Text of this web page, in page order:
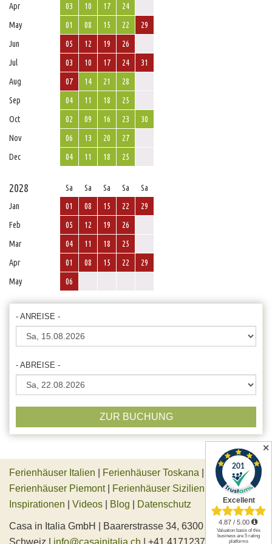
Apr
03 10 17
24
May
01 08 15 22
29
Jun
05 12 19
26
Jul
03 10 17 24
31
Aug
07 14 21
28
Sep
04 11 18
25
Oct
02 09 16 23
30
Nov
06 13 20
27
Dec
04 11 18 25
2028 Sa Sa Sa Sa
Sa
Jan
01 08 15 22
29
Feb
05 12 19
26
Mar
04 11 18
25
Apr
01 08 15 22
29
May
06
- ANREISE -
- ABREISE -
ZUR BUCHUNG
Ferienhäuser Italien Ferienhäuser Toskana
Ferienhäuser Piemont| Ferienhäuser Sizilien
Inspirationen
Videos Blog Datenschutz
Casa in Italia GmbH | Baarerstrasse 34, 6300 Zug,
Schweiz | info@casainitalia.ch | +41 417123745
✕